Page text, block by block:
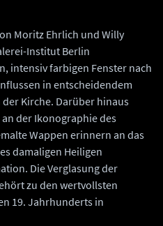
Moritz Ehrlich und Willy
Institut Berlin
intensiv farbigen Fenster nach
in entscheidendem
Kirche. Darüber hinaus
der Ikonographie des
Wappen erinnern an das
damaligen Heiligen
Die Verglasung der
zu den wertvollsten
19. Jahrhunderts in